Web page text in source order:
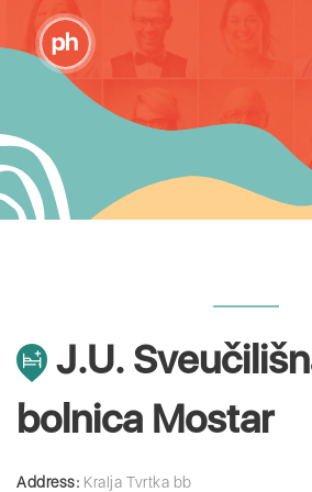
J.U.
bolnica Mostar
Address: Kralja Tvrtka bb